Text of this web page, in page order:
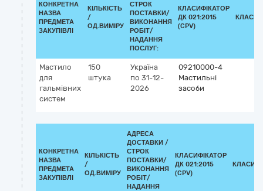
КОНКРЕТНА
НАЗВА
ПРЕДМЕТА
ЗАКУПІВЛІ
КІЛЬКІСТЬ
/
ОД.ВИМІРУ
СТРОК
ПОСТАВКИ/
ВИКОНАННЯ
РОБІТ/
НАДАННЯ
ПОСЛУГ:
КЛАСИФІКАТОР
ДК 021:2015
(CPV)
Мастило
для
гальмівних
систем
150
штука
Україна
по 31-12-
2026
09210000-4
Мастильні
засоби
КОНКРЕТНА
НАЗВА
ПРЕДМЕТА
ЗАКУПІВЛІ
КІЛЬКІСТЬ
/
ОД.ВИМІРУ
АДРЕСА
ДОСТАВКИ /
СТРОК
ПОСТАВКИ/
ВИКОНАННЯ
РОБІТ/
НАДАННЯ
КЛАСИФІКАТОР
ДК 021:2015
(CPV)